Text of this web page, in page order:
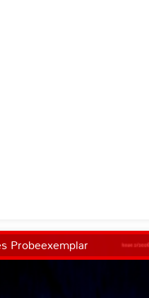
Probeexemplar